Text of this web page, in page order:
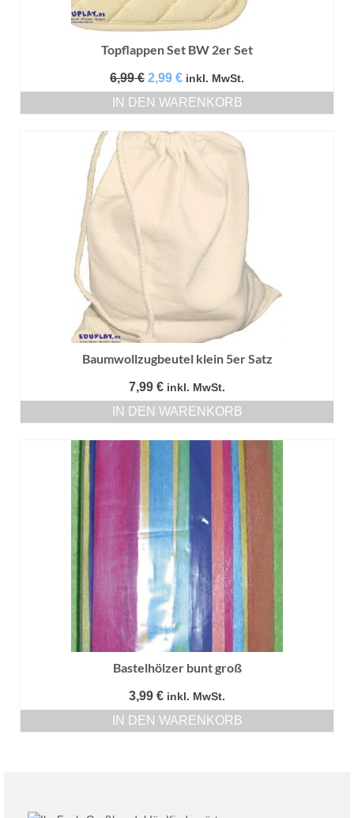
Topflappen Set BW 2er Set
6,99€ Ursprünglicher
Preis
war:
2,99 €Aktueller
Preis
ist:
inkl. MwSt.
IN DEN WARENKORB
Baumwollzugbeutel klein 5er Satz
7,99 € inkl. MwSt.
IN DEN WARENKORB
Bastelhölzer bunt groß
3,99 € inkl. MwSt.
IN DEN WARENKORB